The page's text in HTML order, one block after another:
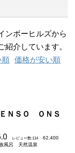
ボーヒルズから
介しています。
順 価格が安い順
ＮＳＯ ＯＮＳ
レビュー数:114
62,400
風呂 天然温泉